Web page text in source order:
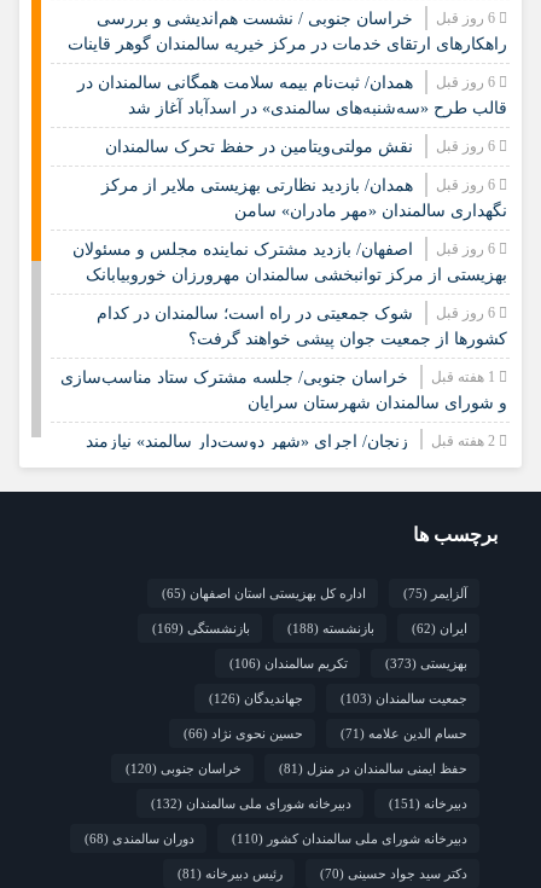
خراسان جنوبی / نشست هم‌اندیشی و بررسی
راهکارهای ارتقای خدمات در مرکز خیریه سالمندان گوهر قاینات
همدان/ ثبت‌نام بیمه سلامت همگانی سالمندان در
قالب طرح «سه‌شنبه‌های سالمندی» در اسدآباد آغاز شد
نقش مولتی‌ویتامین در حفظ تحرک سالمندان
همدان/ بازدید نظارتی بهزیستی ملایر از مرکز
نگهداری سالمندان «مهر مادران» سامن
اصفهان/ بازدید مشترک نماینده مجلس و مسئولان
بهزیستی از مرکز توانبخشی سالمندان مهرورزان خوروبیابانک
شوک جمعیتی در راه است؛ سالمندان در کدام
کشورها از جمعیت جوان پیشی خواهند گرفت؟
خراسان جنوبی/ جلسه مشترک ستاد مناسب‌سازی
و شورای سالمندان شهرستان سرایان
زنجان/ اجرای «شهر دوست‌دار سالمند» نیازمند
مشارکت همه دستگاه‌هاست
محلی و مشارکت اجتماعی
مورد چگونگی مشارکت رویکردهای جامعه‌محور در سالمندی سالم
فارس/ سه‌گانه افتتاح مراکز سالمندان در هفته
بهزیستی؛ پاسداشت مقام مادربزرگ‌ها و پدربزرگ‌ها
برچسب ها
آلزایمر (75) اداره کل بهزیستی استان اصفهان (65)
ایران (62) بازنشسته (188) بازنشستگی (169)
بهزیستی (373) تکریم سالمندان (106)
جمعیت سالمندان (103) جهاندیدگان (126)
حسام الدین علامه (71) حسین نحوی نژاد (66)
حفظ ایمنی سالمندان در منزل (81) خراسان جنوبی (120)
دبیرخانه (151) دبیرخانه شورای ملی سالمندان (132)
دبیرخانه شورای ملی سالمندان کشور (110) دوران سالمندی (68)
دکتر سید جواد حسینی (70) رئیس دبیرخانه (81)